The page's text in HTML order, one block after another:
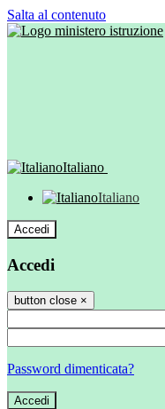
Salta al contenuto
Italiano
Italiano
Accedi
Accedi
button close ×
Password dimenticata?